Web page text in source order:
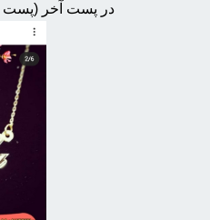
در پست آخر (پست